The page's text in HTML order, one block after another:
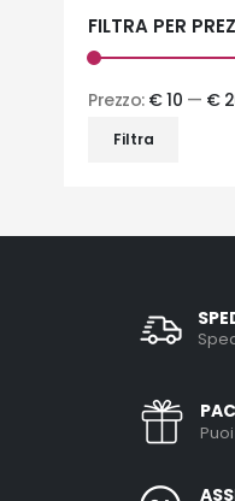
FILTRA PER
Filtra
Prezzo: € 10 — €